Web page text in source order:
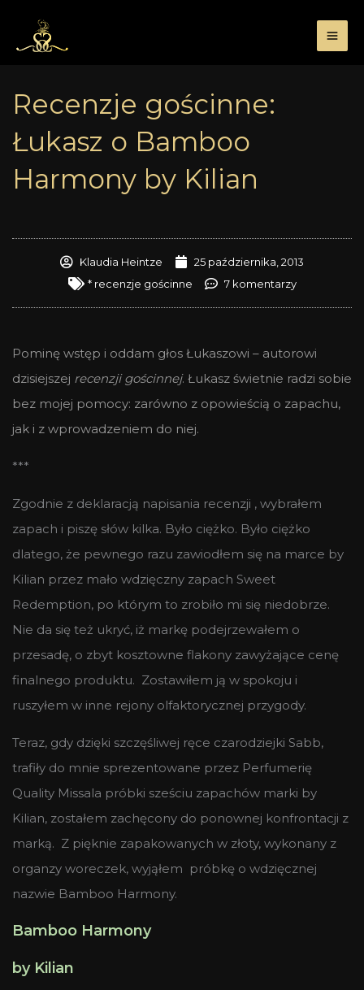
treści
Recenzje gościnne:
Łukasz o Bamboo
Harmony by Kilian
Klaudia Heintze
25 października, 2013
* recenzje gościnne
7 komentarzy
Pominę wstęp i oddam głos Łukaszowi – autorowi
dzisiejszej recenzji gościnnej. Łukasz świetnie radzi sobie
bez mojej pomocy: zarówno z opowieścią o zapachu,
jak i z wprowadzeniem do niej.
***
Zgodnie z deklaracją napisania recenzji , wybrałem
zapach i piszę słów kilka. Było ciężko. Było ciężko
dlatego, że pewnego razu zawiodłem się na marce by
Kilian przez mało wdzięczny zapach Sweet
Redemption, po którym to zrobiło mi się niedobrze.
Nie da się też ukryć, iż markę podejrzewałem o
przesadę, o zbyt kosztowne flakony zawyżające cenę
finalnego produktu. Zostawiłem ją w spokoju i
ruszyłem w inne rejony olfaktorycznej przygody.
Teraz, gdy dzięki szczęśliwej ręce czarodziejki Sabb,
trafiły do mnie sprezentowane przez Perfumerię
Quality Missala próbki sześciu zapachów marki by
Kilian, zostałem zachęcony do ponownej konfrontacji z
marką. Z pięknie zapakowanych w złoty, wykonany z
organzy woreczek, wyjąłem próbkę o wdzięcznej
nazwie Bamboo Harmony.
Bamboo Harmony
by Kilian